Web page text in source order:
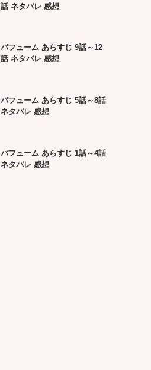
話 ネタバレ 感想
パフューム あらすじ 9話～12
話 ネタバレ 感想
パフューム あらすじ 5話～8話
ネタバレ 感想
パフューム あらすじ 1話～4話
ネタバレ 感想